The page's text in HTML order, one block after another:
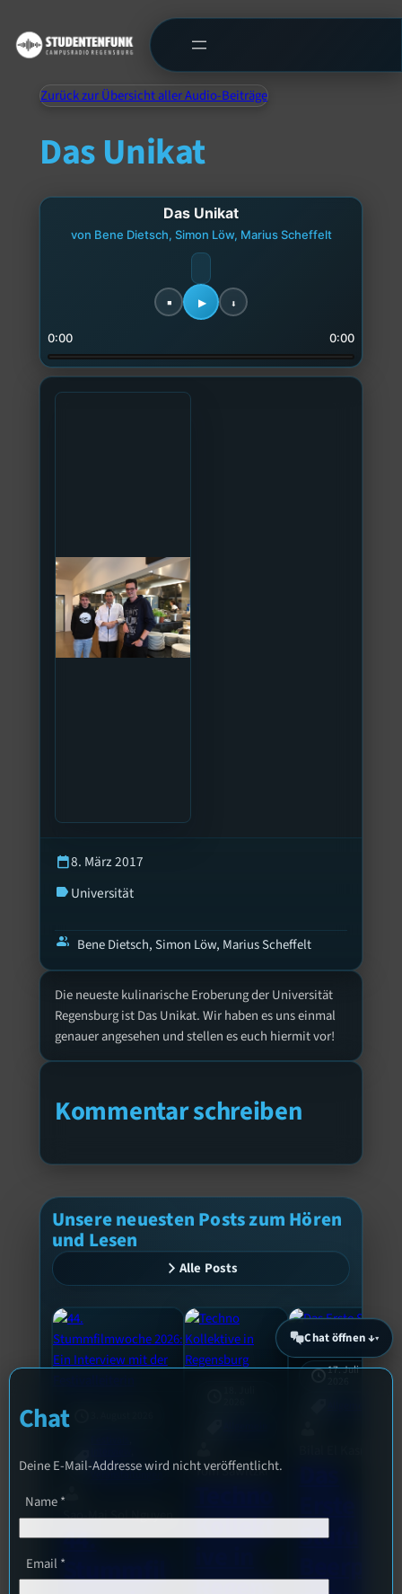
Zurück zur Übersicht aller Audio-Beiträge
Das Unikat
Das Unikat
von Bene Dietsch, Simon Löw, Marius Scheffelt
0:00 0:00
Die neueste kulinarische Eroberung der Universität
Regensburg ist Das Unikat. Wir haben es uns einmal
genauer angesehen und stellen es euch hiermit vor!
Kommentar schreiben
calendar_today8. März 2017
labelUniversität
group Bene Dietsch, Simon Löw, Marius Scheffelt
Unsere neuesten Posts zum Hören
und Lesen
Alle Posts
Kultur,
Veranstaltungen
Sao-Mai Sol Nguyen
44.
Stummfil
Tom Sawitzki
Kollekt
17. Juli
Stufu
Chat öffnen ↓
Chat
Deine E-Mail-Addresse wird nicht veröffentlicht.
Name*
Email *